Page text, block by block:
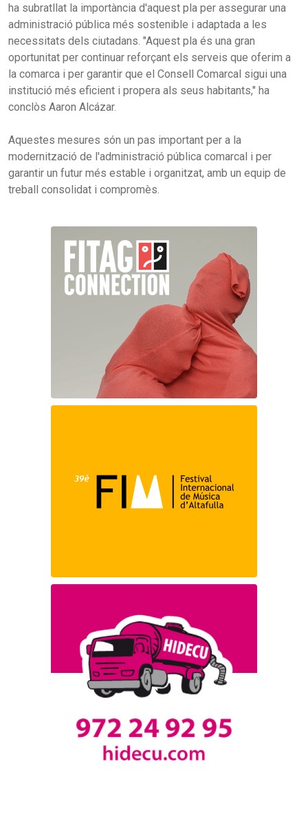
ha subratllat la importància d'aquest pla per assegurar una
administració pública més sostenible i adaptada a les
necessitats dels ciutadans. "Aquest pla és una gran
oportunitat per continuar reforçant els serveis que oferim a
la comarca i per garantir que el Consell Comarcal sigui una
institució més eficient i propera als seus habitants," ha
conclòs Aaron Alcázar.
Aquestes mesures són un pas important per a la
modernització de l'administració pública comarcal i per
garantir un futur més estable i organitzat, amb un equip de
treball consolidat i compromès.